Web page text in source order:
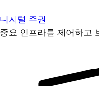
디지털 주권
중요 인프라를 제어하고